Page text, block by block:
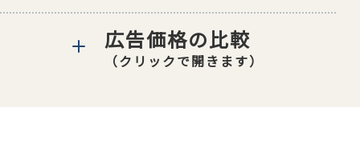
広告価格の比較
（クリックで開きます）